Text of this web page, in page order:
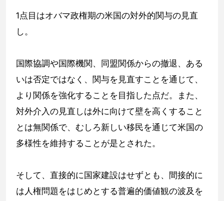
1点目はオバマ政権期の米国の対外的関与の見直
し。
国際協調や国際機関、同盟関係からの撤退、ある
いは否定ではなく、関与を見直すことを通じて、
より関係を強化することを目指した点だ。また、
対外介入の見直しは外に向けて壁を高くすること
とは無関係で、むしろ新しい移民を通じて米国の
多様性を維持することが是とされた。
そして、直接的に国家建設はせずとも、間接的に
は人権問題をはじめとする普遍的価値観の波及を